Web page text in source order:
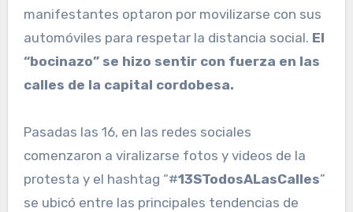
manifestantes optaron por movilizarse con sus
automóviles para respetar la distancia social. El
“bocinazo” se hizo sentir con fuerza en las
calles de la capital cordobesa.
Pasadas las 16, en las redes sociales
comenzaron a viralizarse fotos y videos de la
protesta y el hashtag “#13STodosALasCalles”
se ubicó entre las principales tendencias de